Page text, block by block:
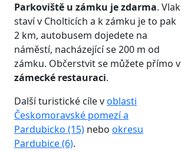
Parkoviště u zámku je zdarma. Vlak
staví v Cholticích a k zámku je to pak
2 km, autobusem dojedete na
náměstí, nacházející se 200 m od
zámku. Občerstvit se můžete přímo v
zámecké restauraci.
Další turistické cíle voblasti
Českomoravské pomezí a
Pardubicko (15) nebo okresu
Pardubice (6).